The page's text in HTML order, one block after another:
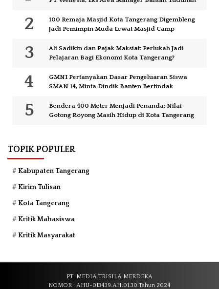
100 Remaja Masjid Kota Tangerang Digembleng
Jadi Pemimpin Muda Lewat Masjid Camp
Ali Sadikin dan Pajak Maksiat: Perlukah Jadi
Pelajaran Bagi Ekonomi Kota Tangerang?
GMNI Pertanyakan Dasar Pengeluaran Siswa
SMAN 14, Minta Dindik Banten Bertindak
Bendera 400 Meter Menjadi Penanda: Nilai
Gotong Royong Masih Hidup di Kota Tangerang
TOPIK POPULER
Kabupaten Tangerang
Kirim Tulisan
Kota Tangerang
Kritik Mahasiswa
Kritik Masyarakat
PT. MEDIA TRISILA MERDEKA
NOMOR : AHU-013439.AH.01.30.Tahun 2024